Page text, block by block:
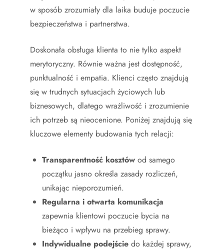
w sposób zrozumiały dla laika buduje poczucie
bezpieczeństwa i partnerstwa.
Doskonała obsługa klienta to nie tylko aspekt
merytoryczny. Równie ważna jest dostępność,
punktualność i empatia. Klienci często znajdują
się w trudnych sytuacjach życiowych lub
biznesowych, dlatego wrażliwość i zrozumienie
ich potrzeb są nieocenione. Poniżej znajdują się
kluczowe elementy budowania tych relacji:
Transparentność kosztów od samego
początku jasno określa zasady rozliczeń,
unikając nieporozumień.
Regularna i otwarta komunikacja
zapewnia klientowi poczucie bycia na
bieżąco i wpływu na przebieg sprawy.
Indywidualne podejście do każdej sprawy,